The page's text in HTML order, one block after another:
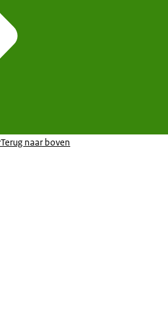
Terug naar boven